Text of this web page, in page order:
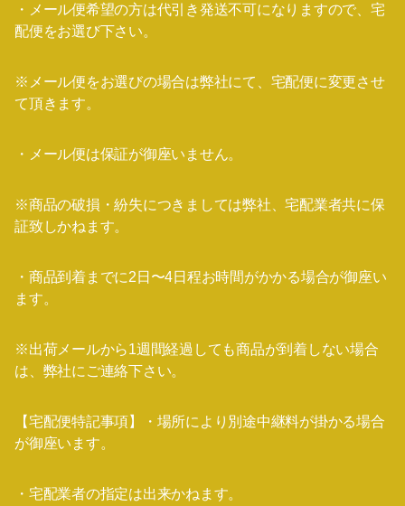
・メール便希望の方は代引き発送不可になりますので、宅
配便をお選び下さい。
※メール便をお選びの場合は弊社にて、宅配便に変更させ
て頂きます。
・メール便は保証が御座いません。
※商品の破損・紛失につきましては弊社、宅配業者共に保
証致しかねます。
・商品到着までに2日〜4日程お時間がかかる場合が御座い
ます。
※出荷メールから1週間経過しても商品が到着しない場合
は、弊社にご連絡下さい。
【宅配便特記事項】・場所により別途中継料が掛かる場合
が御座います。
・宅配業者の指定は出来かねます。